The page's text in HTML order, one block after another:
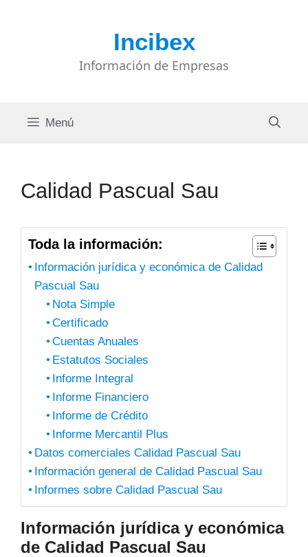
Incibex
Información de Empresas
Menú
Calidad Pascual Sau
Toda la información:
Información jurídica y económica de Calidad
Pascual Sau
Nota Simple
Certificado
Cuentas Anuales
Estatutos Sociales
Informe Integral
Informe Financiero
Informe de Crédito
Informe Mercantil Plus
Datos comerciales Calidad Pascual Sau
Información general de Calidad Pascual Sau
Informes sobre Calidad Pascual Sau
Información jurídica y económica
de Calidad Pascual Sau